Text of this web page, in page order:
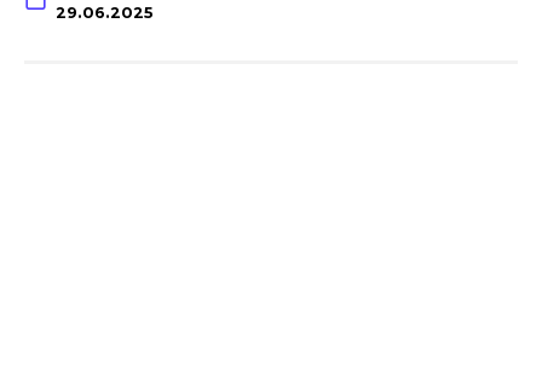
29.06.2025